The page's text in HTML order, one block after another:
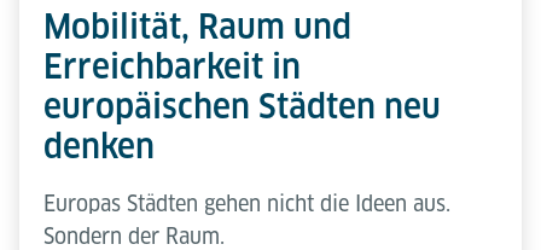
Mobilität, Raum und
Erreichbarkeit in
europäischen Städten neu
denken
Europas Städten gehen nicht die Ideen aus.
Sondern der Raum.